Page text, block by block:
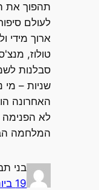
תהפוך את
לעולם סיפור
ארוך מידי
טולוז, מנצ'סטר,
שניות – מי נגד
האחרונה
לא הפנימה את
המלחמה הבאה
בני תבורי
19 ביוני 2009